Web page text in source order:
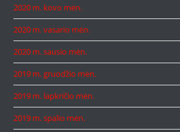
2020 m. kovo mėn.
2020 m. vasario mėn.
2020 m. sausio mėn.
2019 m. gruodžio mėn.
2019 m. lapkričio mėn.
2019 m. spalio mėn.